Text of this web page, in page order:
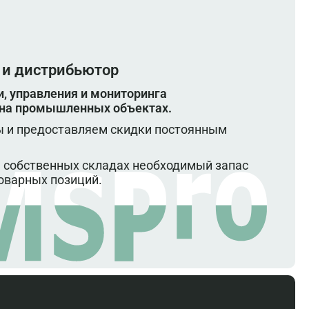
дистрибьютор
управления и мониторинга
на промышленных объектах.
предоставляем скидки постоянным
складах необходимый запас
позиций.